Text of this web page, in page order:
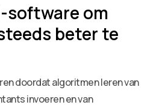
software om
beter te
doordat algoritmen leren van
invoeren en van